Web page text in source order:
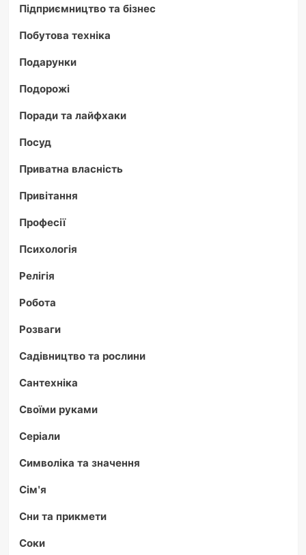
Підприємництво та бізнес
Побутова техніка
Подарунки
Подорожі
Поради та лайфхаки
Посуд
Приватна власність
Привітання
Професії
Психологія
Релігія
Робота
Розваги
Садівництво та рослини
Сантехніка
Своїми руками
Серіали
Символіка та значення
Сім'я
Сни та прикмети
Соки